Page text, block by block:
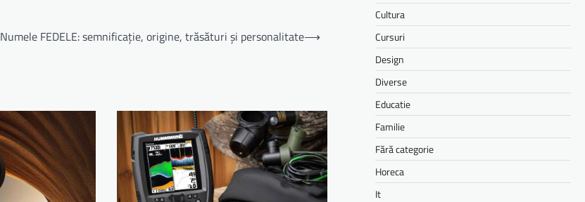
Numele FEDELE: semnificație, origine, trăsături și personalitate⟶
Cultura
Cursuri
Design
Diverse
Educatie
Familie
Fără categorie
Horeca
It